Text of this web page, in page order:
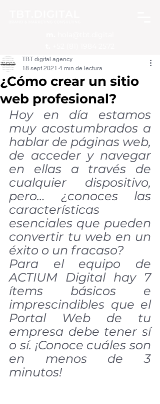
¿Cómo crear un sitio
web profesional?
TBT digital agency
18 sept 2021 4 min de lectura
Hoy en día estamos
muy acostumbrados a
hablar de páginas web,
de acceder y navegar
en ellas a través de
cualquier dispositivo,
pero… ¿conoces las
características
esenciales que pueden
convertir tu web en un
éxito o un fracaso?
Para el equipo de
ACTIUM Digital hay 7
ítems básicos e
imprescindibles que el
Portal Web de tu
empresa debe tener sí
o sí. ¡Conoce cuáles son
en menos de 3
minutos!